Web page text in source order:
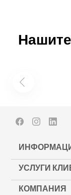
FacebookInstagram
УСЛУГИ
КОМПАНИЯ